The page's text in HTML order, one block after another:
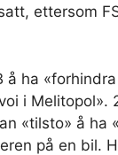
ettersom
å ha
i Melitopol».
«tilsto» å ha
på en bil.